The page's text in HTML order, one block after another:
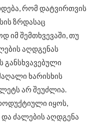
რომ დატვირთვის
ზრდასაც
იმ შემთხვევაში, თუ
აღდგენას
განსხვავებული
ხარისხის
არ შეუძლია.
იყოს,
ძალების აღდგენა